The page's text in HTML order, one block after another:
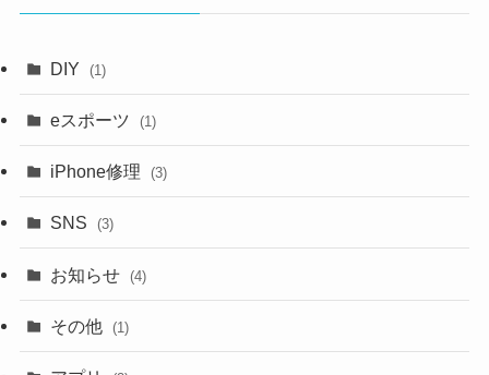
DIY (1)
eスポーツ (1)
iPhone修理 (3)
SNS (3)
お知らせ (4)
その他 (1)